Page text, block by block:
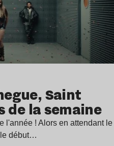
Saint
de la semaine
l'année ! Alors en attendant le
le début…